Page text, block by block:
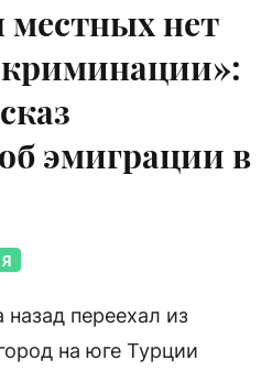
нет
эмиграции в
переехал из
на юге Турции